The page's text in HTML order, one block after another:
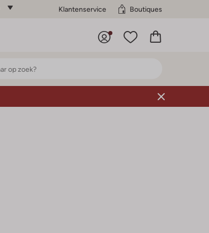
Klantenservice Boutiques